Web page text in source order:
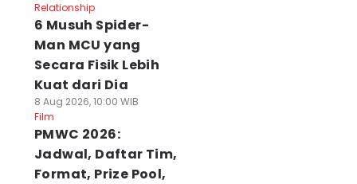
Relationship
6 Musuh Spider-
Man MCU yang
Secara Fisik Lebih
Kuat dari Dia
8 Aug 2026, 10:00 WIB
Film
PMWC 2026:
Jadwal, Daftar Tim,
Format, Prize Pool,